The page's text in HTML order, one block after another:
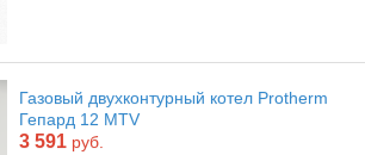
Газовый двухконтурный котел Protherm
Гепард 12 MTV
3 591 руб.